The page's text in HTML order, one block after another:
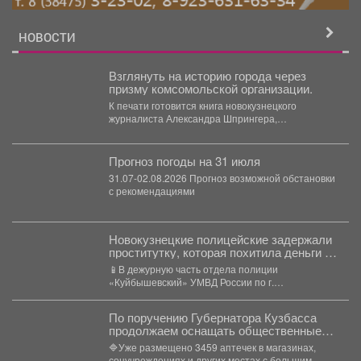
НОВОСТИ
Взглянуть на историю города через
призму комсомольской организации.
К печати готовится книга новокузнецкого
журналиста Александра Шпрингера,
молодёжи. Издание рассказывает не...
Прогноз погоды на 31 июля
31.07-02.08.2026 Прогноз возможной обстановки
с рекомендациями
Новокузнецкие полицейские задержали
проститутку, которая похитила деньги у
клиента
📱В дежурную часть отдела полиции
«Куйбышевский» УМВД России по г.
По поручению Губернатора Кузбасса
продолжаем оснащать общественные
пространства аптечками первой
помощи.
🔷Уже размещено 3459 аптечек в магазинах,